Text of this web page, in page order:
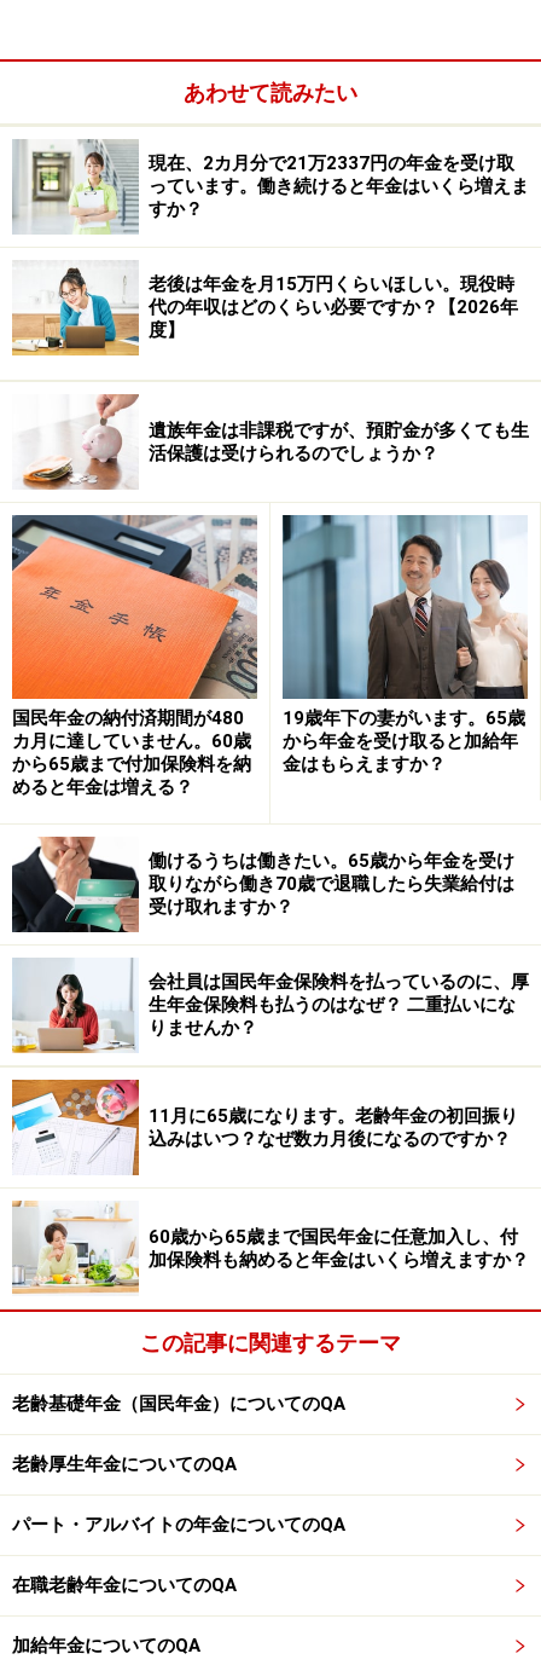
A：老齢厚生年金の月額と給与収入等の合計
が50万円以下であればカットされません
60歳以上で会社員として働き、厚生年金に加入した場
合、給与収入等（総報酬月額相当額）と老齢厚生年金の
月額（基本月額）を足した金額が一定額（50万円）を超
えると、老齢厚生年金額が一部、または全部支給停止に
なります。これを「在職老齢年金」といいます。
老齢厚生年金の月額（基本月額）と月の総報酬月額相当
額（給与収入等が目安）を合わせて50万円以下におさめ
れば、老齢厚生年金は全額支給されます。
もし老齢厚生年金の月額（基本月額）と総報酬月額相当
額が50万円を超える場合、老齢厚生年金の支給停止額は
以下の計算式となります。
【計算式】支給停止額＝（総報酬月額相当額＋基本月額
－50万円）×1/2×12
もし相談者が70歳になるまで働き続けた場合、上記の在
職老齢年金に当てはまる可能性があります。したがっ
て、おおよその目安として、毎月の老齢基礎年金を除い
た老齢厚生年金額＋月収などが50万円以下であれば年金
はカットされません。50万円を超えた場合は、老齢厚生
年金が少なくなりますが、65歳以降の老齢基礎年金は減
額されません。
定年退職の年齢が引き上げられ、高齢者も働きやすい環
境が整いつつあります。体調管理に気を付けて、健康で
少しでも長く働くことができれば、精神的・経済的にも
豊かな老後を過ごすことができるでしょう。
※年金プチ相談コーナーに取り上げてほしい質問がある
人はこちらから応募するか、コメント欄への書き込みを
お願いします。
監修・文／深川 弘恵（ファイナンシャルプランナー）
い。
本記事の内容は一般的な情報提供を目的としており、特定の金融
商品や投資行動を推奨するものではありません。
投資や資産運用に関する最終的なご判断はご自身の責任において
行ってください。
掲載情報の正確性・完全性については十分に配慮しております
が、その内容を保証するものではなく、これに基づく損失・損害
の公式情報をご確認ください。
あわせて読みたい
現在、2カ月分で21万2337円の年金を受け取
っています。働き続けると年金はいくら増えま
すか？
老後は年金を月15万円くらいほしい。現役時
代の年収はどのくらい必要ですか？【2026年
度】
遺族年金は非課税ですが、預貯金が多くても生
活保護は受けられるのでしょうか？
国民年金の納付済期間が480
カ月に達していません。60歳
から65歳まで付加保険料を納
めると年金は増える？
19歳年下の妻がいます。65歳
から年金を受け取ると加給年
金はもらえますか？
働けるうちは働きたい。65歳から年金を受け
取りながら働き70歳で退職したら失業給付は
受け取れますか？
会社員は国民年金保険料を払っているのに、厚
生年金保険料も払うのはなぜ？ 二重払いにな
りませんか？
11月に65歳になります。老齢年金の初回振り
込みはいつ？なぜ数カ月後になるのですか？
60歳から65歳まで国民年金に任意加入し、付
加保険料も納めると年金はいくら増えますか？
この記事に関連するテーマ
老齢基礎年金（国民年金）についてのQA
老齢厚生年金についてのQA
パート・アルバイトの年金についてのQA
在職老齢年金についてのQA
加給年金についてのQA